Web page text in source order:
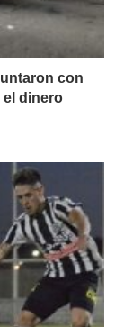
con
el dinero